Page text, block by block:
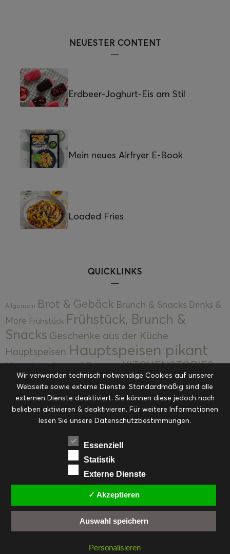
NEUESTER CONTENT
Erdbeer-Joghurt-Eis am Stil
Mein neues Airfryer E-Book
Loaded Fries
QUICKLINKS
Allgemein Brot & Gebäck Brunch & Snacks Drinks &
More Frühstück Frühstück, Brunch &
Snacks Geschenke aus der Küche
Hauptspeisen Hauptspeisen pikant
Hauptspeisen süßKekseKITCHENSTORIES
Kuchen, Torten & Desserts Kuchen und
Desserts Kulinarik Kulinarische Mitbringsel &
Eingemachtes Ohne Kategorie Ostern Resteküche
RezepteSaisonalSliderStartseite
Suppen, Salate & Vorspeisen
Vorspeisen, Salate & Suppen
Weihnachten Workshops & Events
FACEBOOK PINTEREST
EMAIL
INSTAGRAM
Wir verwenden technisch notwendige Cookies auf unserer
Webseite sowie externe Dienste. Standardmäßig sind alle
externen Dienste deaktiviert. Sie können diese jedoch nach
belieben aktivieren & deaktivieren. Für weitere Informationen
lesen Sie unsere Datenschutzbestimmungen.
Essenziell
Statistik
Externe Dienste
✓ Akzeptieren
Auswahl speichern
Personalisieren